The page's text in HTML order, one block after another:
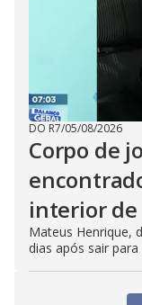
DO R7/05/08/2026
Corpo de
interior de
Mateus Henrique,
dias após sair